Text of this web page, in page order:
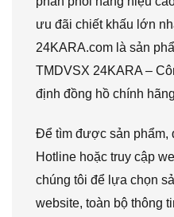
ưu đãi chiết khấu lớn
24KARA.com là sản
TMDVSX 24KARA –
định đồng hồ chính
Để tìm được sản phẩm,
Hotline hoặc truy cập
chúng tôi để lựa chọn
website, toàn bộ thông